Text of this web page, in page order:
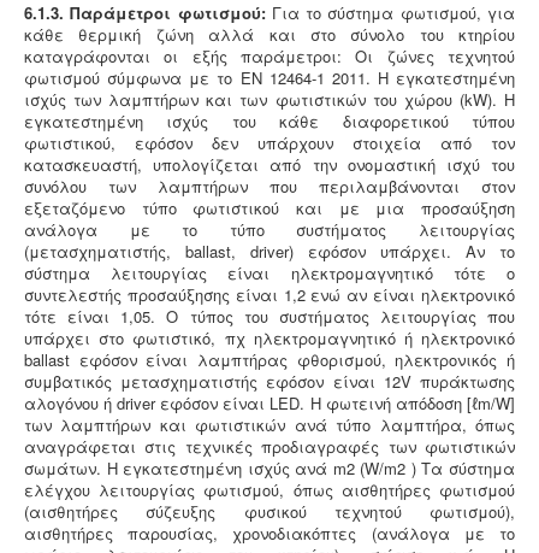
6.1.3. Παράμετροι φωτισμού:Για το σύστημα φωτισμού, για
κάθε θερμική ζώνη αλλά και στο σύνολο του κτηρίου
καταγράφονται οι εξής παράμετροι: Οι ζώνες τεχνητού
φωτισμού σύμφωνα με το ΕΝ 12464-1 2011. Η εγκατεστημένη
ισχύς των λαμπτήρων και των φωτιστικών του χώρου (kW). Η
εγκατεστημένη ισχύς του κάθε διαφορετικού τύπου
φωτιστικού, εφόσον δεν υπάρχουν στοιχεία από τον
κατασκευαστή, υπολογίζεται από την ονομαστική ισχύ του
συνόλου των λαμπτήρων που περιλαμβάνονται στον
εξεταζόμενο τύπο φωτιστικού και με μια προσαύξηση
ανάλογα με το τύπο συστήματος λειτουργίας
(μετασχηματιστής, ballast, driver) εφόσον υπάρχει. Αν το
σύστημα λειτουργίας είναι ηλεκτρομαγνητικό τότε ο
συντελεστής προσαύξησης είναι 1,2 ενώ αν είναι ηλεκτρονικό
τότε είναι 1,05. Ο τύπος του συστήματος λειτουργίας που
υπάρχει στο φωτιστικό, πχ ηλεκτρομαγνητικό ή ηλεκτρονικό
ballast εφόσον είναι λαμπτήρας φθορισμού, ηλεκτρονικός ή
συμβατικός μετασχηματιστής εφόσον είναι 12V πυράκτωσης
αλογόνου ή driver εφόσον είναι LED. Η φωτεινή απόδοση [ℓm/W]
των λαμπτήρων και φωτιστικών ανά τύπο λαμπτήρα, όπως
αναγράφεται στις τεχνικές προδιαγραφές των φωτιστικών
σωμάτων. Η εγκατεστημένη ισχύς ανά m2 (W/m2 ) Τα σύστημα
ελέγχου λειτουργίας φωτισμού, όπως αισθητήρες φωτισμού
(αισθητήρες σύζευξης φυσικού τεχνητού φωτισμού),
αισθητήρες παρουσίας, χρονοδιακόπτες (ανάλογα με το